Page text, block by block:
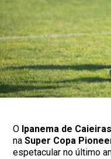
O Ipanema de Caieiras
naSuper Copa
espetacular no último